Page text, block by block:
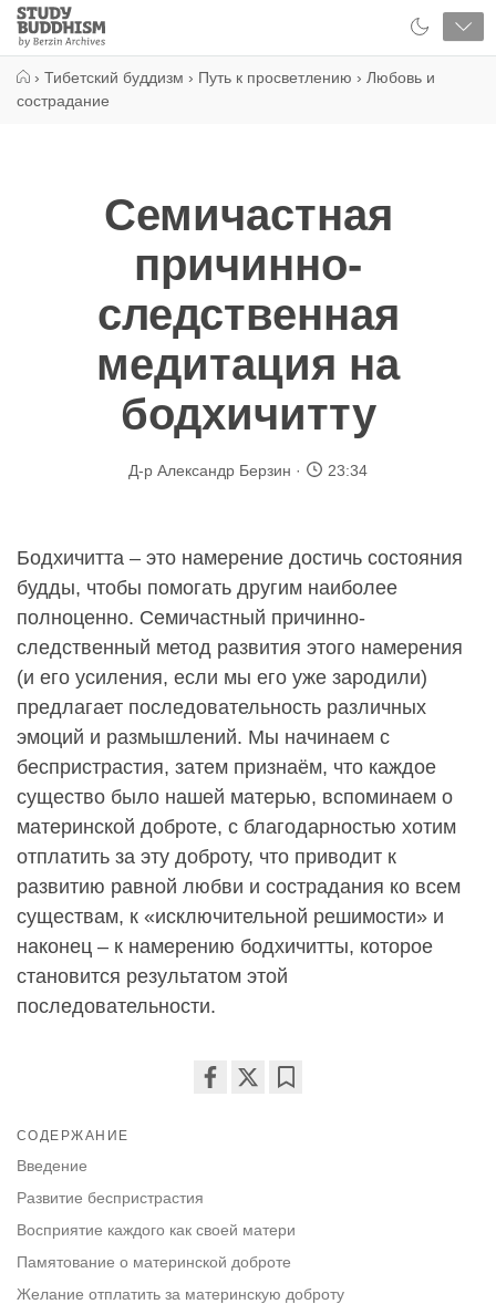
Close
Study
Buddhism
› Тибетский буддизм › Путь к просветлению › Любовь и
сострадание
Семичастная
причинно-
следственная
медитация на
бодхичитту
Д-р Александр Берзин 23:34
Бодхичитта – это намерение достичь состояния
будды, чтобы помогать другим наиболее
полноценно. Семичастный причинно-
следственный метод развития этого намерения
(и его усиления, если мы его уже зародили)
предлагает последовательность различных
эмоций и размышлений. Мы начинаем с
беспристрастия, затем признаём, что каждое
существо было нашей матерью, вспоминаем о
материнской доброте, с благодарностью хотим
отплатить за эту доброту, что приводит к
развитию равной любви и сострадания ко всем
существам, к «исключительной решимости» и
наконец – к намерению бодхичитты, которое
становится результатом этой
последовательности.
СОДЕРЖАНИЕ
Введение
Развитие беспристрастия
Восприятие каждого как своей матери
Памятование о материнской доброте
Желание отплатить за материнскую доброту